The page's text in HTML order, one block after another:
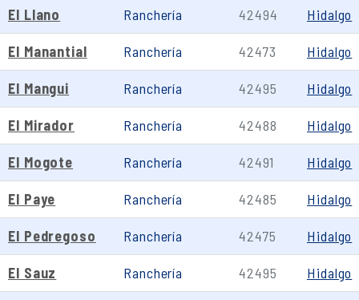
El Llano Ranchería 42494 Hidalgo
El Manantial Ranchería 42473 Hidalgo
El Mangui Ranchería 42495 Hidalgo
El Mirador Ranchería 42488 Hidalgo
El Mogote Ranchería 42491 Hidalgo
El Paye Ranchería 42485 Hidalgo
El Pedregoso Ranchería 42475 Hidalgo
El Sauz Ranchería 42495 Hidalgo